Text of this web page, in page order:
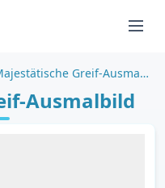
Majestätische Greif-Ausmalbild
Ausmalbild